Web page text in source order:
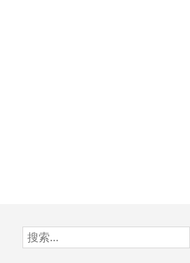
跳
至
搜
索：